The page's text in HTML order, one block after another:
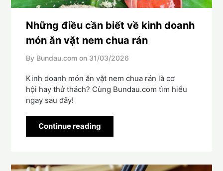
Những điều cần biết về kinh doanh
món ăn vặt nem chua rán
By Bundau.com on 31/03/2026
Kinh doanh món ăn vặt nem chua rán là cơ
hội hay thử thách? Cùng Bundau.com tìm hiểu
ngay sau đây!
Continue reading